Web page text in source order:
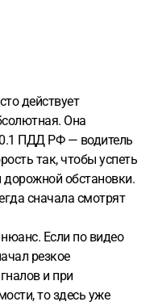
ли это стандартную
ли вы
вины?
в детали. Я
видео покадрово
за честную
действует
Она
ПДД РФ — водитель
так, чтобы успеть
дорожной обстановки.
сначала смотрят
Если по видео
резкое
и при
то здесь уже